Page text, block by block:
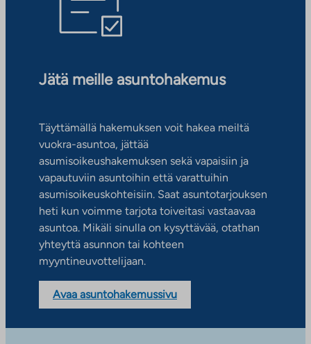
Jätä meille asuntohakemus
Täyttämällä hakemuksen voit hakea meiltä
vuokra-asuntoa, jättää
asumisoikeushakemuksen sekä vapaisiin ja
vapautuviin asuntoihin että varattuihin
asumisoikeuskohteisiin. Saat asuntotarjouksen
heti kun voimme tarjota toiveitasi vastaavaa
asuntoa. Mikäli sinulla on kysyttävää, otathan
yhteyttä asunnon tai kohteen
myyntineuvottelijaan.
Avaa asuntohakemussivu